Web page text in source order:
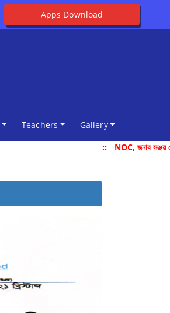
Apps Download
Teachers
Gallery
:: NOC, জনাব সঞ্জয়